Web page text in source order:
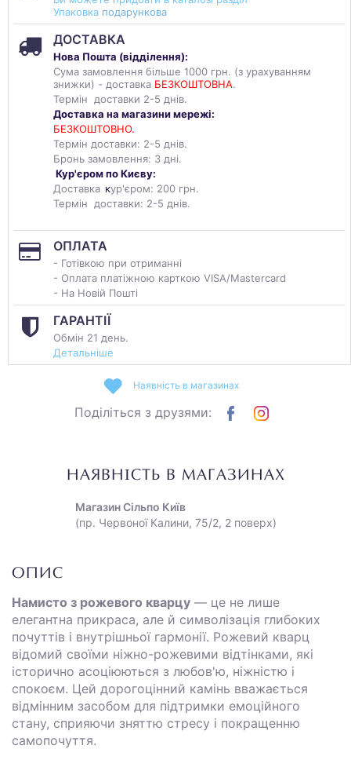
Упаковка подарункова
ДОСТАВКА
Нова Пошта (відділення):
Сума замовлення більше 1000 грн. (з урахуванням
знижки) - доставка БЕЗКОШТОВНА.
Термін доставки 2-5 днів.
Доставка на магазини мережі:
БЕЗКОШТОВНО.
Термін доставки: 2-5 днів.
Бронь замовлення: 3 дні.
Кур'єром по Києву:
Доставка кур'єром: 200 грн.
Термін доставки: 2-5 днів.
ОПЛАТА
- Готівкою при отриманні
- Оплата платіжною карткою VISA/Mastercard
- На Новій Пошті
ГАРАНТІЇ
Обмін 21 день.
Детальніше
Наявність в магазинах
Поділіться з друзями:
НАЯВНІСТЬ В МАГАЗИНАХ
Магазин Сільпо Київ
(пр. Червоної Калини, 75/2, 2 поверх)
ОПИС
Намисто з рожевого кварцу — це не лише
елегантна прикраса, але й символізація глибоких
почуттів і внутрішньої гармонії. Рожевий кварц
відомий своїми ніжно-рожевими відтінками, які
історично асоціюються з любов'ю, ніжністю і
спокоєм. Цей дорогоцінний камінь вважається
відмінним засобом для підтримки емоційного
стану, сприяючи зняттю стресу і покращенню
самопочуття.